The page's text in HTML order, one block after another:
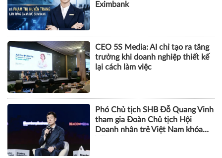
Eximbank
CEO 5S Media: AI chỉ tạo ra tăng
trưởng khi doanh nghiệp thiết kế
lại cách làm việc
Phó Chủ tịch SHB Đỗ Quang Vinh
tham gia Đoàn Chủ tịch Hội
Doanh nhân trẻ Việt Nam khóa